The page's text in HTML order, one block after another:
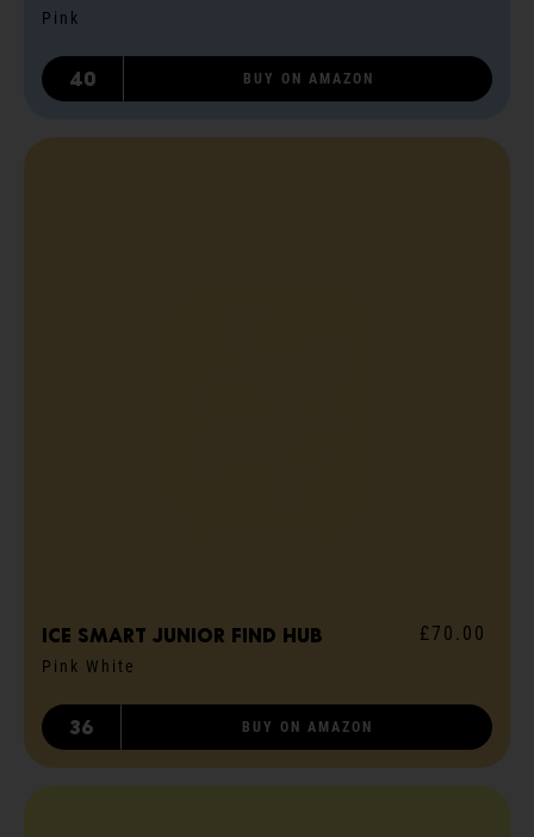
Pink
40 BUY ON AMAZON
ICE smart junior Find Hub
Pink White
£70.00
36 BUY ON AMAZON